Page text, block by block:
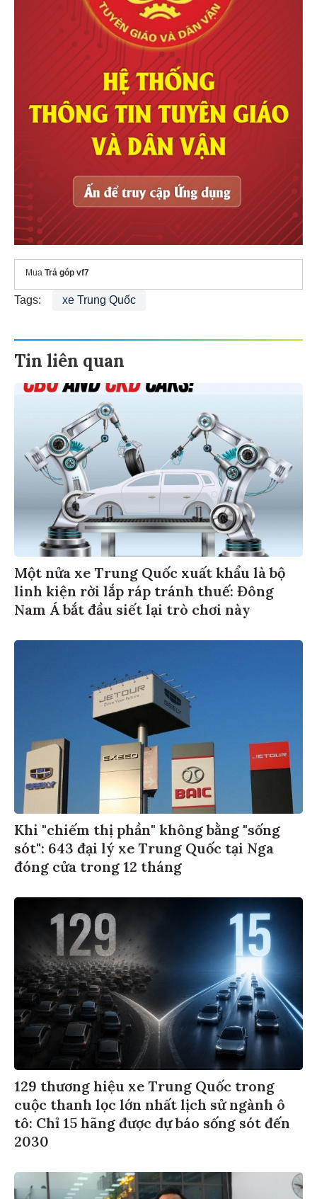
Mua Trả góp vf7
Tags: xe Trung Quốc
Tin liên quan
Một nửa xe Trung Quốc xuất khẩu là bộ
linh kiện rời lắp ráp tránh thuế: Đông
Nam Á bắt đầu siết lại trò chơi này
Khi "chiếm thị phần" không bằng "sống
sót": 643 đại lý xe Trung Quốc tại Nga
đóng cửa trong 12 tháng
129 thương hiệu xe Trung Quốc trong
cuộc thanh lọc lớn nhất lịch sử ngành ô
tô: Chỉ 15 hãng được dự báo sống sót đến
2030